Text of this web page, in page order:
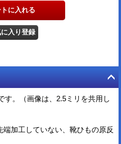
す。（画像は、2.5ミリを共用し
加工していない、靴ひもの原反